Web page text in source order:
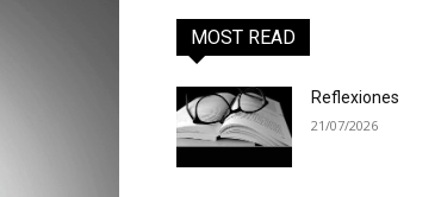
MOST READ
Reflexiones
21/07/2026